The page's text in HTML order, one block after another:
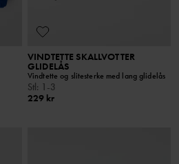
VINDTETTE SKALLVOTTER
GLIDELÅS
Vindtette og slitesterke med lang glidelås
Stl : 1-3
229 kr